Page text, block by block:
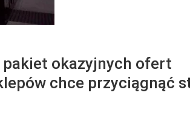
pakiet okazyjnych ofert
chce przyciągnąć